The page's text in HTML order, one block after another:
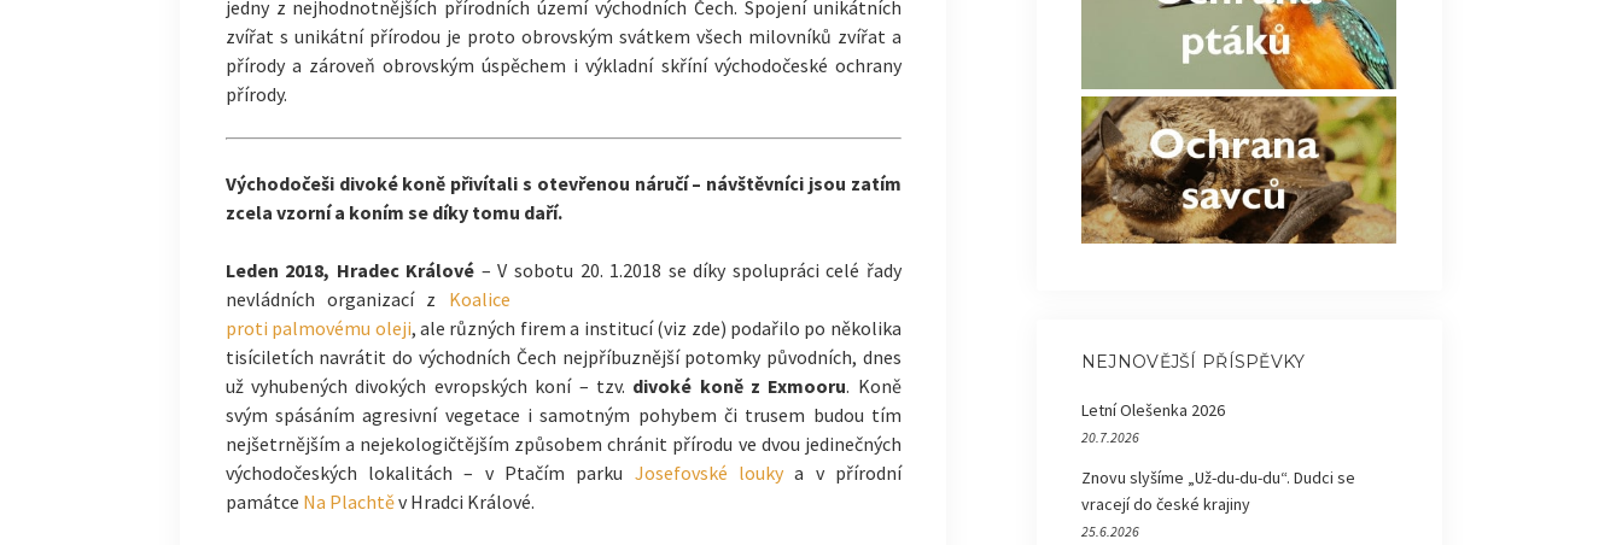
jedny z nejhodnotnějších přírodních území východních Čech. Spojení unikátních
zvířat s unikátní přírodou je proto obrovským svátkem všech milovníků zvířat a
přírody a zároveň obrovským úspěchem i výkladní skříní východočeské ochrany
přírody.
Východočeši divoké koně přivítali s otevřenou náručí – návštěvníci jsou zatím
zcela vzorní a koním se díky tomu daří.
Leden 2018, Hradec Králové – V sobotu 20. 1.2018 se díky spolupráci celé řady
nevládních organizací z Koalice
proti palmovému oleji, ale různých firem a institucí (viz zde) podařilo po několika
tisíciletích navrátit do východních Čech nejpříbuznější potomky původních, dnes
už vyhubených divokých evropských koní – tzv. divoké koně z Exmooru. Koně
svým spásáním agresivní vegetace i samotným pohybem či trusem budou tím
nejšetrnějším a nejekologičtějším způsobem chránit přírodu ve dvou jedinečných
východočeských lokalitách – v Ptačím parku Josefovské loukya v přírodní
památce Na Plachtěv Hradci Králové.
NEJNOVĚJŠÍ PŘÍSPĚVKY
Letní Olešenka 2026
20.7.2026
Znovu slyšíme „Už-du-du-du“. Dudci se
vracejí do české krajiny
25.6.2026